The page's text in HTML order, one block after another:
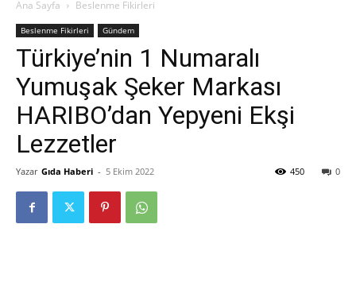
Ana Sayfa Beslenme Fikirleri
Beslenme Fikirleri Gündem
Türkiye’nin 1 Numaralı
Yumuşak Şeker Markası
HARIBO’dan Yepyeni Ekşi
Lezzetler
Yazar Gıda Haberi - 5 Ekim 2022 0
450